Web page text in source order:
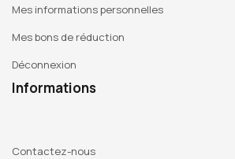
Mes informations personnelles
Mes bons de réduction
Déconnexion
Informations
Contactez-nous